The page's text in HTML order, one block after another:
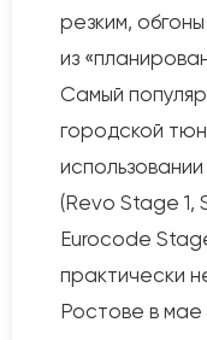
резким,
из
Самый
городской
(Revo Stage 1,
Eurocode
практически
Ростове в